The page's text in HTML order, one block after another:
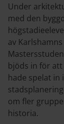
Under
med den
av
bjöds in för
hade spelat in
om fler
historia.